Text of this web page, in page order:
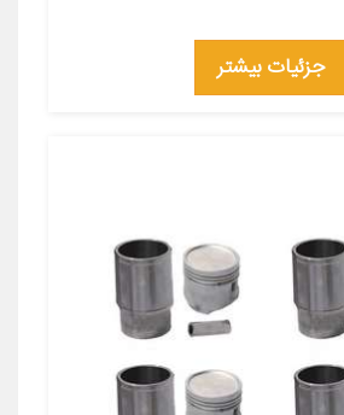
جزئیات بیشتر